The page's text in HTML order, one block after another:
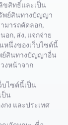
ขสิทธิ์และเป็น
พย์สินทางปัญญา
มารถคัดลอก,
อก, ส่ง, แจกจ่าย
หนึ่งของเว็บไซต์นี้
ย์สินทางปัญญาอื่น
งหน้าจาก
บไซต์นี้เป็น
ป็น
กง และประเทศ